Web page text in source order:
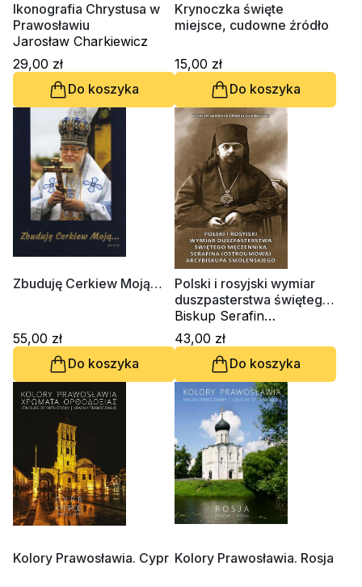
Ikonografia Chrystusa w
Prawosławiu
Jarosław Charkiewicz
29,00 zł
Do koszyka
Krynoczka święte
miejsce, cudowne źródło
15,00 zł
Do koszyka
Zbuduję Cerkiew Moją…
55,00 zł
Do koszyka
Polski i rosyjski wymiar
duszpasterstwa świętego
męczennika Serafina
(Ostroumowa)
Biskup Serafin
(Amielczenkow)
43,00 zł
Do koszyka
Kolory Prawosławia. Cypr Kolory Prawosławia. Rosja